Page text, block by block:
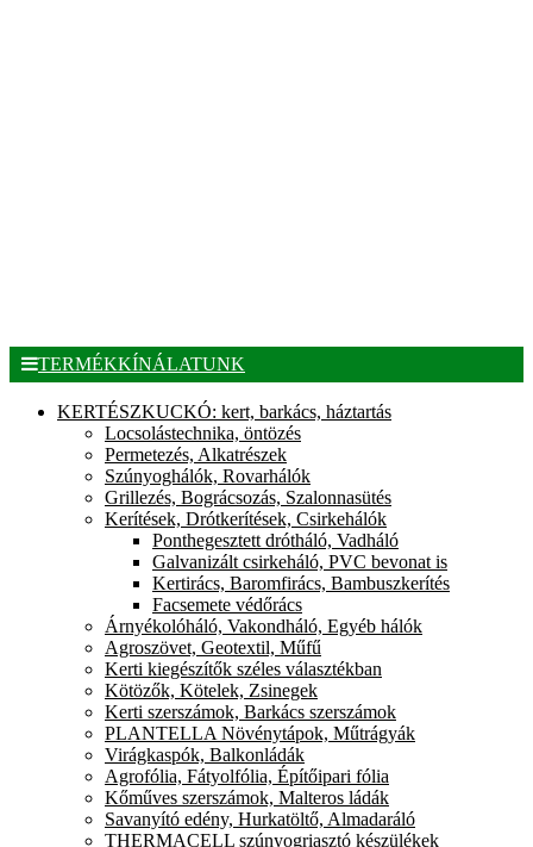
TERMÉKKÍNÁLATUNK
KERTÉSZKUCKÓ: kert, barkács, háztartás
Locsolástechnika, öntözés
Permetezés, Alkatrészek
Szúnyoghálók, Rovarhálók
Grillezés, Bográcsozás, Szalonnasütés
Kerítések, Drótkerítések, Csirkehálók
Ponthegesztett drótháló, Vadháló
Galvanizált csirkeháló, PVC bevonat is
Kertirács, Baromfirács, Bambuszkerítés
Facsemete védőrács
Árnyékolóháló, Vakondháló, Egyéb hálók
Agroszövet, Geotextil, Műfű
Kerti kiegészítők széles választékban
Kötözők, Kötelek, Zsinegek
Kerti szerszámok, Barkács szerszámok
PLANTELLA Növénytápok, Műtrágyák
Virágkaspók, Balkonládák
Agrofólia, Fátyolfólia, Építőipari fólia
Kőműves szerszámok, Malteros ládák
Savanyító edény, Hurkatöltő, Almadaráló
THERMACELL szúnyogriasztó készülékek